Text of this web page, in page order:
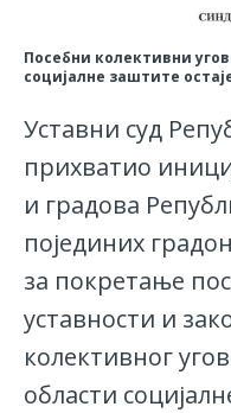
Посебни колективни
социјалне заштите
Уставни суд
прихватио
и градова
појединих
за покретање
уставности и
колективног
области